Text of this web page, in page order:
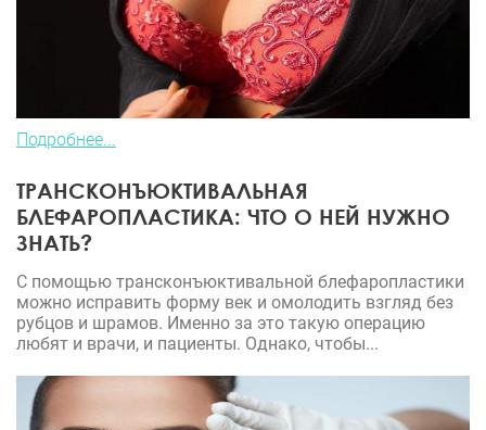
Подробнее...
ТРАНСКОНЪЮКТИВАЛЬНАЯ
БЛЕФАРОПЛАСТИКА: ЧТО О НЕЙ НУЖНО
ЗНАТЬ?
С помощью трансконъюктивальной блефаропластики
можно исправить форму век и омолодить взгляд без
рубцов и шрамов. Именно за это такую операцию
любят и врачи, и пациенты. Однако, чтобы...